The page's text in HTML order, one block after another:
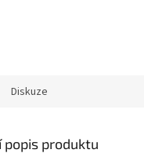
Diskuze
popis produktu